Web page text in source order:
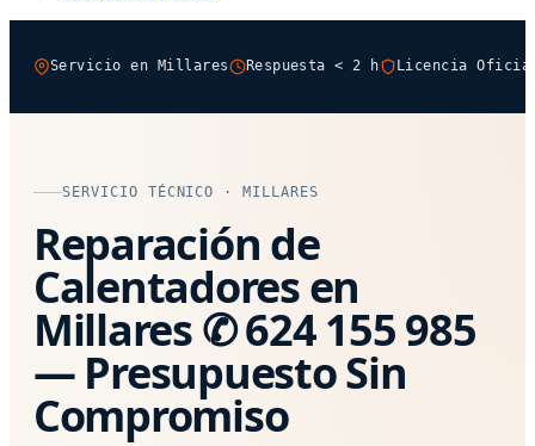
Servicio en Millares Respuesta < 2 h Licencia
SERVICIO TÉCNICO · MILLARES
Reparación de
Calentadores en
Millares ✆ 624 155 985
— Presupuesto Sin
Compromiso